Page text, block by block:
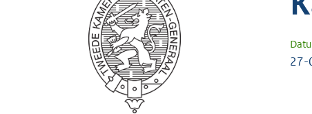
27-